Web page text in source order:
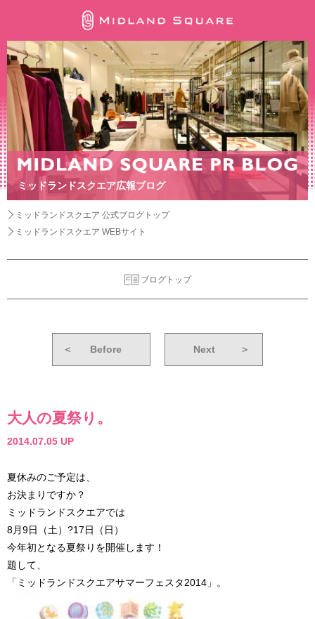
ミッドランドスクエア広報ブログ
ミッドランドスクエア 公式ブログトップ
ミッドランドスクエア WEBサイト
ブログトップ
＜ Before Next ＞
大人の夏祭り。
2014.07.05 UP
夏休みのご予定は、
お決まりですか？
ミッドランドスクエアでは
8月9日（土）?17日（日）
今年初となる夏祭りを開催します！
題して、
「ミッドランドスクエアサマーフェスタ2014」。